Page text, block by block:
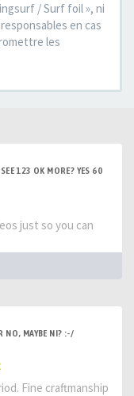
/ Surf foil », ni
en cas
les
123 OK MORE? YES 60
just so you can
NO, MAYBE NI? :-/
Fine craftmanship